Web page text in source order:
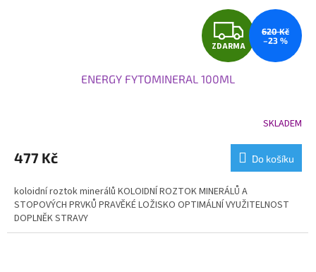
Z
D
M
A
ZDARMA
620 Kč
–23 %
ENERGY FYTOMINERAL 100ML
produktu
je
z
5
hvězdiček.
SKLADEM
477 Kč Do košíku
koloidní roztok minerálů KOLOIDNÍ ROZTOK MINERÁLŮ A
STOPOVÝCH PRVKŮ PRAVĚKÉ LOŽISKO OPTIMÁLNÍ VYUŽITELNOST
DOPLNĚK STRAVY